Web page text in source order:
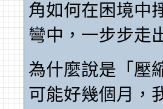
角如何在困境中
彎中，一步步走
為什麼說是「壓
可能好幾個月，